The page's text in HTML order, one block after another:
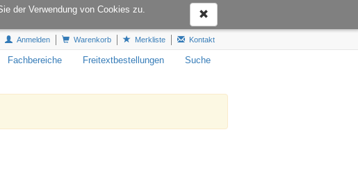
der Verwendung von Cookies zu.
Hotline: +49 6151-16-22444
Anmelden Warenkorb Merkliste Kontakt
Fachbereiche Freitextbestellungen Suche